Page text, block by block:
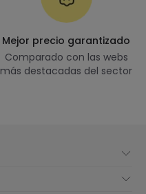
Mejor precio garantizado
Comparado con las webs
más destacadas del sector